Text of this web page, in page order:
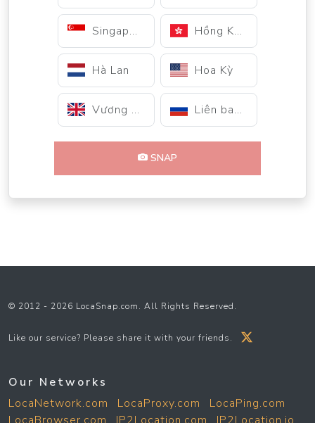
Singapore Hồng Kông
Hà Lan Hoa Kỳ
Vương quốc Anh Liên bang Nga
SNAP
© 2012 - 2026 LocaSnap.com. All Rights Reserved.
Like our service? Please share it with your friends.
Our Networks
LocaNetwork.com
LocaProxy.com
LocaPing.com